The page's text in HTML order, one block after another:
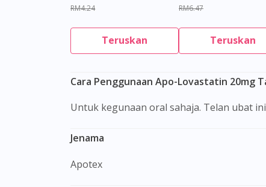
RM4.24
Teruskan
RM6.47
Teruskan
Cara Penggunaan Apo-Lovastatin 20mg
Untuk kegunaan oral sahaja. Telan ubat
Jenama
Apotex